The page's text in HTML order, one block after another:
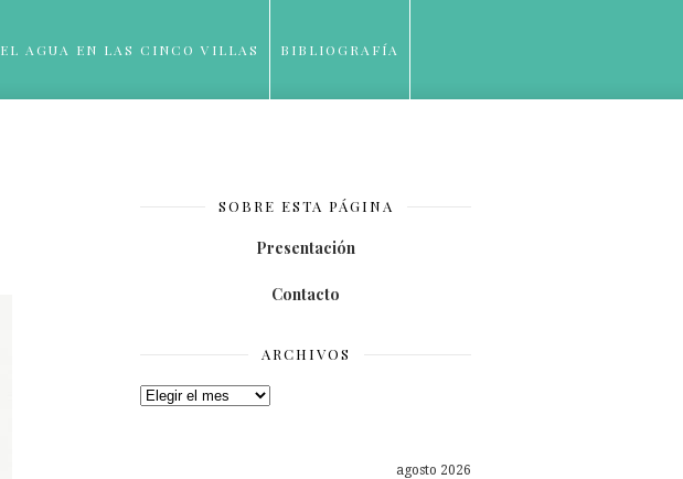
EL AGUA EN LAS CINCO VILLAS BIBLIOGRAFÍA
SOBRE ESTA PÁGINA
Presentación
Contacto
ARCHIVOS
Archivos
agosto 2026